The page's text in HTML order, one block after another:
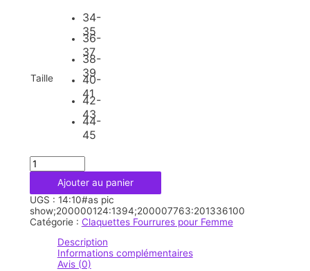
Taille
34-
35
36-
37
38-
39
40-
41
42-
43
44-
45
quantité
de
Claquettes
Fourrure
Couleur
France
Ajouter au panier
UGS : 14:10#as pic
show;200000124:1394;200007763:201336100
Catégorie : Claquettes Fourrures pour Femme
Description
Informations complémentaires
Avis (0)